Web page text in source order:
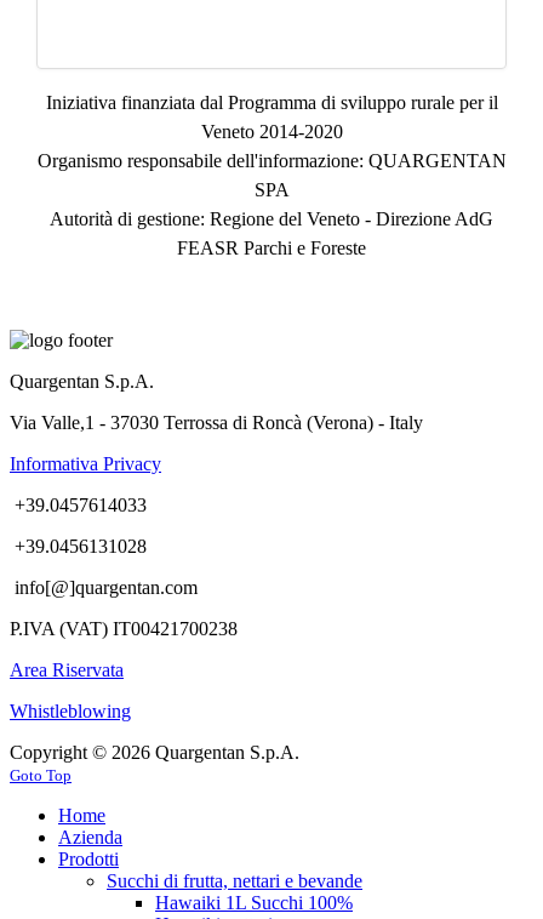
Iniziativa finanziata dal Programma di sviluppo rurale per il
Veneto 2014-2020
Organismo responsabile dell'informazione: QUARGENTAN
SPA
Autorità di gestione: Regione del Veneto - Direzione AdG
FEASR Parchi e Foreste
Quargentan S.p.A.
Via Valle,1 - 37030 Terrossa di Roncà (Verona) - Italy
Informativa Privacy
+39.0457614033
+39.0456131028
info[@]quargentan.com
P.IVA (VAT) IT00421700238
Area Riservata
Whistleblowing
Copyright © 2026 Quargentan S.p.A.
Goto Top
Home
Azienda
Prodotti
Succhi di frutta, nettari e bevande
Hawaiki 1L Succhi 100%